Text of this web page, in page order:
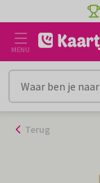
naar
inhoud
MENU
Terug